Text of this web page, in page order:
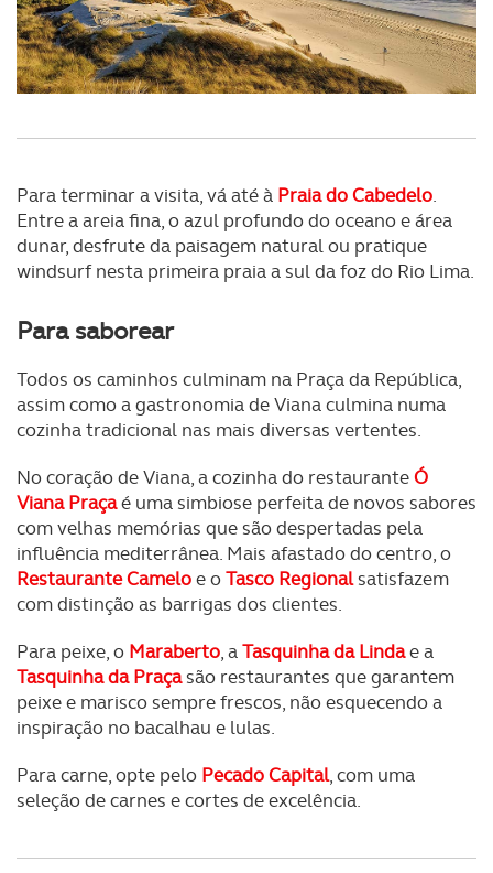
Para terminar a visita, vá até à Praia do Cabedelo.
Entre a areia fina, o azul profundo do oceano e área
dunar, desfrute da paisagem natural ou pratique
windsurf nesta primeira praia a sul da foz do Rio Lima.
Para saborear
Todos os caminhos culminam na Praça da República,
assim como a gastronomia de Viana culmina numa
cozinha tradicional nas mais diversas vertentes.
No coração de Viana, a cozinha do restauranteÓ
Viana Praçaé uma simbiose perfeita de novos sabores
com velhas memórias que são despertadas pela
influência mediterrânea. Mais afastado do centro, o
Restaurante Cameloe oTasco Regionalsatisfazem
com distinção as barrigas dos clientes.
Para peixe, o Maraberto, aTasquinha da Lindae a
Tasquinha da Praçasão restaurantes que garantem
peixe e marisco sempre frescos, não esquecendo a
inspiração no bacalhau e lulas.
Para carne, opte pelo Pecado Capital, com uma
seleção de carnes e cortes de excelência.